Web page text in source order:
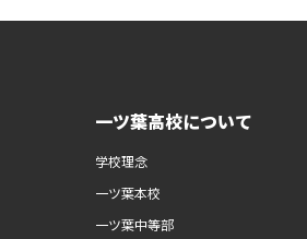
一ツ葉高校について
学校理念
一ツ葉本校
一ツ葉中等部